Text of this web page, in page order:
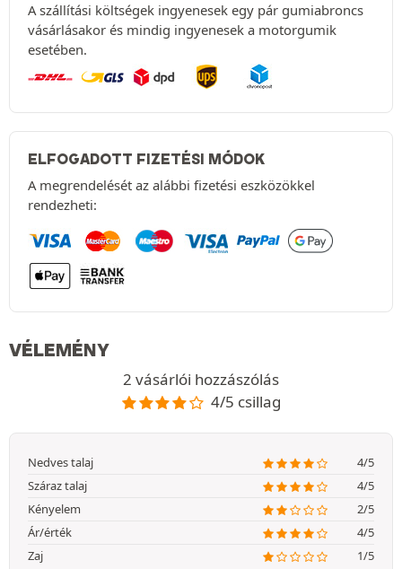
A szállítási költségek ingyenesek egy pár gumiabroncs
vásárlásakor és mindig ingyenesek a motorgumik
esetében.
ELFOGADOTT FIZETÉSI MÓDOK
A megrendelését az alábbi fizetési eszközökkel
rendezheti:
VÉLEMÉNY
2 vásárlói hozzászólás
4/5 csillag
Nedves talaj
4/5
Száraz talaj
4/5
Kényelem
2/5
Ár/érték
4/5
Zaj
1/5